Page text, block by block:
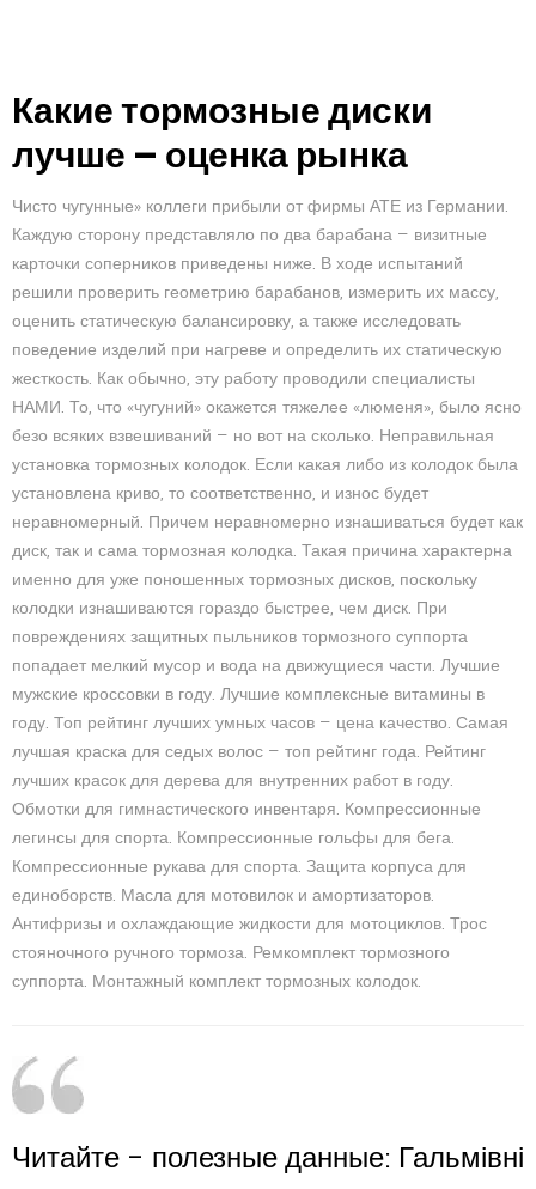
Какие тормозные диски
лучше – оценка рынка
Чисто чугунные» коллеги прибыли от фирмы АТЕ из Германии.
Каждую сторону представляло по два барабана — визитные
карточки соперников приведены ниже. В ходе испытаний
решили проверить геометрию барабанов, измерить их массу,
оценить статическую балансировку, а также исследовать
поведение изделий при нагреве и определить их статическую
жесткость. Как обычно, эту работу проводили специалисты
НАМИ. То, что «чугуний» окажется тяжелее «люменя», было ясно
безо всяких взвешиваний — но вот на сколько. Неправильная
установка тормозных колодок. Если какая либо из колодок была
установлена криво, то соответственно, и износ будет
неравномерный. Причем неравномерно изнашиваться будет как
диск, так и сама тормозная колодка. Такая причина характерна
именно для уже поношенных тормозных дисков, поскольку
колодки изнашиваются гораздо быстрее, чем диск. При
повреждениях защитных пыльников тормозного суппорта
попадает мелкий мусор и вода на движущиеся части. Лучшие
мужские кроссовки в году. Лучшие комплексные витамины в
году. Топ рейтинг лучших умных часов — цена качество. Самая
лучшая краска для седых волос — топ рейтинг года. Рейтинг
лучших красок для дерева для внутренних работ в году.
Обмотки для гимнастического инвентаря. Компрессионные
легинсы для спорта. Компрессионные гольфы для бега.
Компрессионные рукава для спорта. Защита корпуса для
единоборств. Масла для мотовилок и амортизаторов.
Антифризы и охлаждающие жидкости для мотоциклов. Трос
стояночного ручного тормоза. Ремкомплект тормозного
суппорта. Монтажный комплект тормозных колодок.
Читайте – полезные данные: Гальмівні